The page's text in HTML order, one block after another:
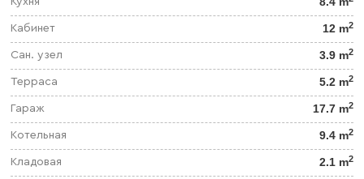
Кабинет 12 m2
Сан. узел 3.9 m2
Терраса 5.2 m2
Гараж 17.7 m2
Котельная 9.4 m2
Кладовая 2.1 m2